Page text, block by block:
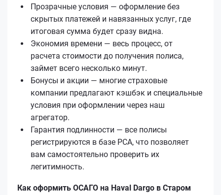
Прозрачные условия — оформление без
скрытых платежей и навязанных услуг, где
итоговая сумма будет сразу видна.
Экономия времени — весь процесс, от
расчета стоимости до получения полиса,
займет всего несколько минут.
Бонусы и акции — многие страховые
компании предлагают кэшбэк и специальные
условия при оформлении через наш
агрегатор.
Гарантия подлинности — все полисы
регистрируются в базе РСА, что позволяет
вам самостоятельно проверить их
легитимность.
Как оформить ОСАГО на Haval Dargo в Старом